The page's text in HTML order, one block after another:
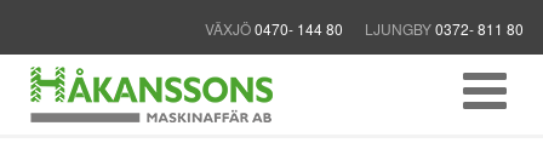
VÄXJÖ0470- 144 80 LJUNGBY0372- 811 80